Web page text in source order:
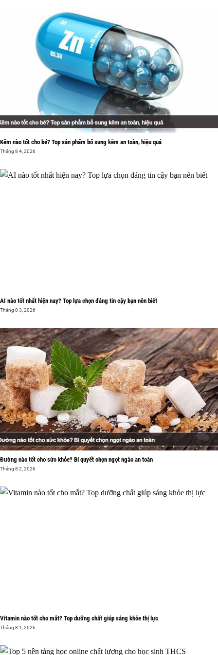
Kẽm nào tốt cho bé? Top sản phẩm bổ sung kẽm an toàn, hiệu quả
Tháng 8 4, 2026
AI nào tốt nhất hiện nay? Top lựa chọn đáng tin cậy bạn nên biết
Tháng 8 3, 2026
Đường nào tốt cho sức khỏe? Bí quyết chọn ngọt ngào an toàn
Tháng 8 2, 2026
Vitamin nào tốt cho mắt? Top dưỡng chất giúp sáng khỏe thị lực
Tháng 8 1, 2026